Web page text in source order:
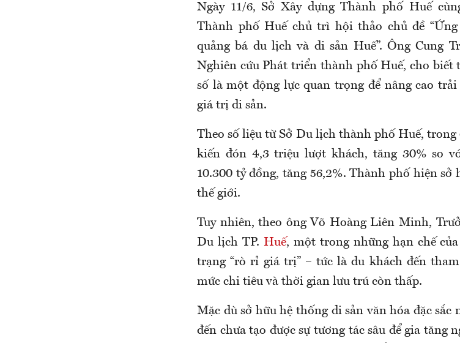
Ngày 11/6, Sở Xây dựng Thành phố Huế
Thành phố Huế chủ trì hội thảo chủ đề
quảng bá du lịch và di sản Huế”. Ông Cung
Nghiên cứu Phát triển thành phố Huế, cho biết
số là một động lực quan trọng để nâng cao
giá trị di sản.
Theo số liệu từ Sở Du lịch thành phố Huế, trong
kiến đón 4,3 triệu lượt khách, tăng 30% so
10.300 tỷ đồng, tăng 56,2%. Thành phố hiện
thế giới.
Tuy nhiên, theo ông Võ Hoàng Liên Minh,
Du lịch TP. Huế, một trong những hạn chế
trạng “rò rỉ giá trị” – tức là du khách đến
mức chi tiêu và thời gian lưu trú còn thấp.
Mặc dù sở hữu hệ thống di sản văn hóa đặc
đến chưa tạo được sự tương tác sâu để gia tăng